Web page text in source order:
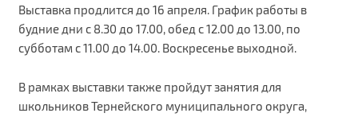
Выставка продлится до 16 апреля. График работы в
будние дни с 8.30 до 17.00, обед с 12.00 до 13.00, по
субботам с 11.00 до 14.00. Воскресенье выходной.
В рамках выставки также пройдут занятия для
школьников Тернейского муниципального округа,